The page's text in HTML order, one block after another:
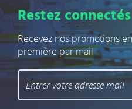
Restez connectés
Recevez nos promotions
première par mail